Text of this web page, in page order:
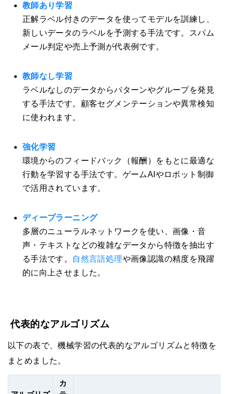
教師あり学習
正解ラベル付きのデータを使ってモデルを訓練し、
新しいデータのラベルを予測する手法です。スパム
メール判定や売上予測が代表例です。
教師なし学習
ラベルなしのデータからパターンやグループを発見
する手法です。顧客セグメンテーションや異常検知
に使われます。
強化学習
環境からのフィードバック（報酬）をもとに最適な
行動を学習する手法です。ゲームAIやロボット制御
で活用されています。
ディープラーニング
多層のニューラルネットワークを使い、画像・音
声・テキストなどの複雑なデータから特徴を抽出す
る手法です。
自然言語処理や画像認識の精度を飛躍
的に向上させました。
代表的なアルゴリズム
以下の表で、機械学習の代表的なアルゴリズムと特徴を
まとめました。
カ